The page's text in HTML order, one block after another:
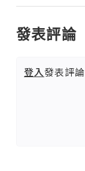
發表評論
登入發表評論